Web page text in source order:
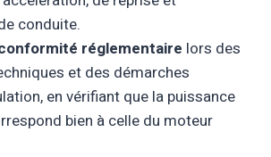
conduite.
réglementaire lors des
et des démarches
en vérifiant que la puissance
bien à celle du moteur